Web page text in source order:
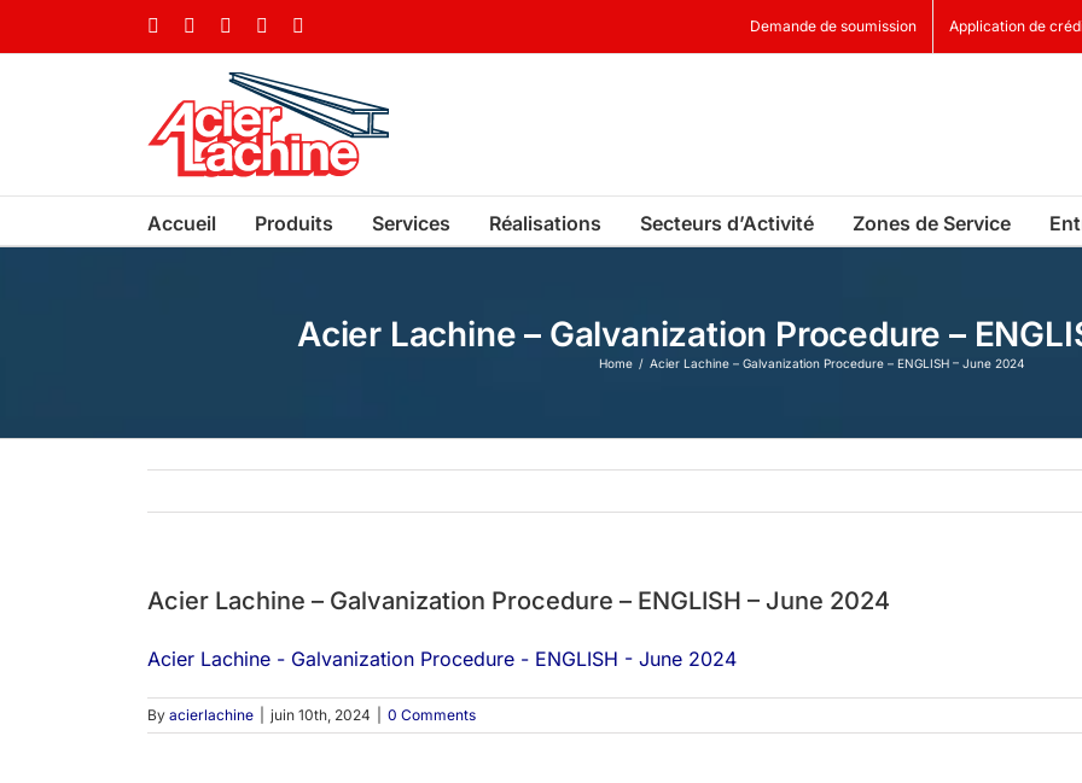
FacebookLinkedIn YouTube Demande de soumission Application de
Accueil Produits Services Réalisations Secteurs d’Activité Zones de Service
Acier Lachine – Galvanization Procedure –
Home Acier Lachine – Galvanization Procedure – ENGLISH – June 2024
Acier Lachine – Galvanization Procedure – ENGLISH – June 2024
Acier Lachine - Galvanization Procedure - ENGLISH - June 2024
By acierlachine juin 10th, 2024 0 Comments